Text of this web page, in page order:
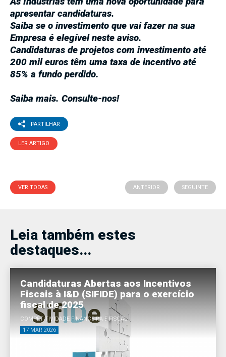
apresentar candidaturas.
Saiba se o investimento que vai fazer na sua
Empresa é elegível neste aviso.
Candidaturas de projetos com investimento até
200 mil euros têm uma taxa de incentivo até
85% a fundo perdido.
Saiba mais. Consulte-nos!
PARTILHAR
LER ARTIGO
VER TODAS ANTERIOR SEGUINTE
Leia também estes
destaques...
Candidaturas Abertas aos Incentivos
Fiscais à I&D (SIFIDE) para o exercício
fiscal de 2025
COMPETITIVIDADE FINANCEIRA E FISCAL
17 MAR 2026